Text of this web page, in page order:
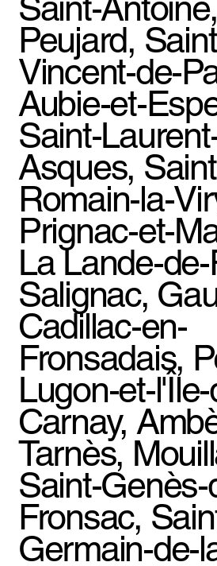
Peujard,
Vincent-de-
Aubie-et-
Saint-
Asques,
Romain-la-
Prignac-et-
La Lande-
Salignac,
Cadillac-en-
Fronsadais,
Lugon-et-
Carnay,
Tarnès,
Saint-Genès-
Fronsac,
Germain-de-